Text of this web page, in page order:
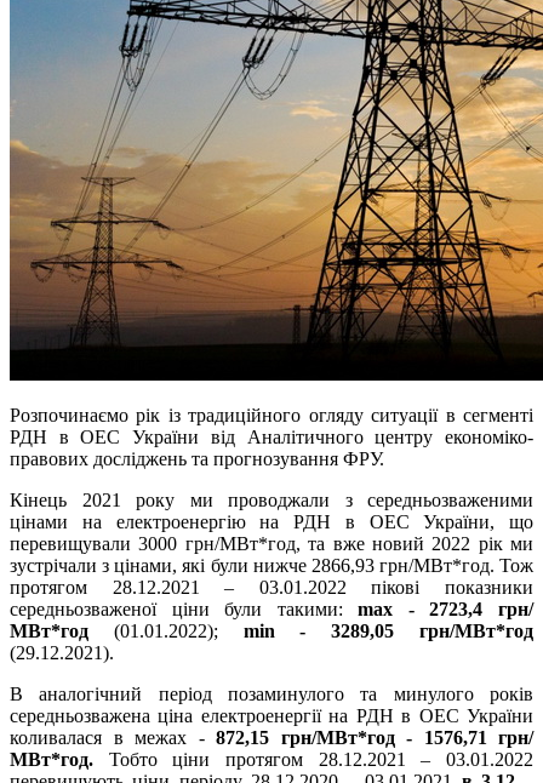
Розпочинаємо рік із традиційного огляду ситуації в сегменті
РДН в ОЕС України від Аналітичного центру економіко-
правових досліджень та прогнозування ФРУ.
Кінець 2021 року ми проводжали з середньозваженими
цінами на електроенергію на РДН в ОЕС України, що
перевищували 3000 грн/МВт*год, та вже новий 2022 рік ми
зустрічали з цінами, які були нижче 2866,93 грн/МВт*год. Тож
протягом 28.12.2021 – 03.01.2022 пікові показники
середньозваженої ціни були такими:max - 2723,4 грн/
МВт*год (01.01.2022); min - 3289,05 грн/МВт*год
(29.12.2021).
В аналогічний період позаминулого та минулого років
середньозважена ціна електроенергії на РДН в ОЕС України
коливалася в межах - 872,15 грн/МВт*год - 1576,71 грн/
МВт*год. Тобто ціни протягом 28.12.2021 – 03.01.2022